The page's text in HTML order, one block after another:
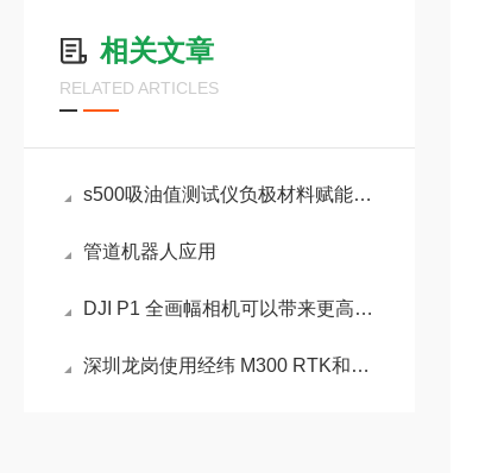
相关文章
RELATED ARTICLES
s500吸油值测试仪负极材料赋能锂电产业品质管控
管道机器人应用
DJI P1 全画幅相机可以带来更高的像素
深圳龙岗使用经纬 M300 RTK和禅思 P1获取等高线